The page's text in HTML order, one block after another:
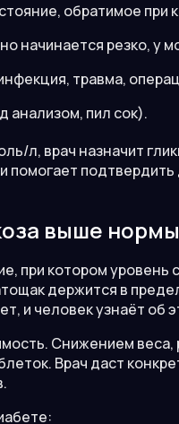
обратимое при
начинается резко, у
травма,
анализом, пил сок).
л, врач назначит
помогает подтвердить
выше
при котором уровень
держится в
и человек узнаёт об
Снижением
Врач даст